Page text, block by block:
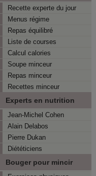
Recette experte du jour
Menus régime
Repas équilibré
Liste de courses
Calcul calories
Soupe minceur
Repas minceur
Recettes minceur
Experts en nutrition
Jean-Michel Cohen
Alain Delabos
Pierre Dukan
Diététiciens
Bouger pour mincir